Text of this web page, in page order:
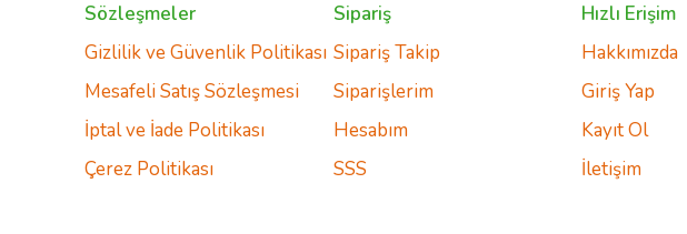
Sözleşmeler
Gizlilik ve Güvenlik Politikası
Mesafeli Satış Sözleşmesi
İptal ve İade Politikası
Çerez Politikası
Sipariş
Sipariş Takip
Siparişlerim
Hesabım
SSS
Hızlı Erişim
Hakkımızda
Giriş Yap
Kayıt Ol
İletişim